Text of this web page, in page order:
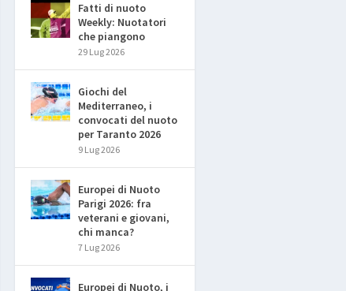
Fatti di nuoto
Weekly: Nuotatori
che piangono
29 Lug 2026
Giochi del
Mediterraneo, i
convocati del nuoto
per Taranto 2026
9 Lug 2026
Europei di Nuoto
Parigi 2026: fra
veterani e giovani,
chi manca?
7 Lug 2026
Europei di Nuoto, i